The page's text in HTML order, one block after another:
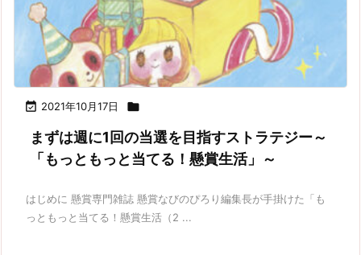
 2021年10月17日 
まずは週に1回の当選を目指すストラテジー～
「もっともっと当てる！懸賞生活」～
はじめに 懸賞専門雑誌 懸賞なびのぴろり編集長が手掛けた「も
っともっと当てる！懸賞生活（2 ...